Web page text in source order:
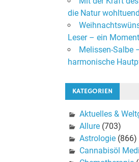
die Natur
Leser – ein
Melissen-Salbe
harmonische
KATEGORIEN
Aktuelles &
Allure(703)
Astrologie(866)
Cannabisöl